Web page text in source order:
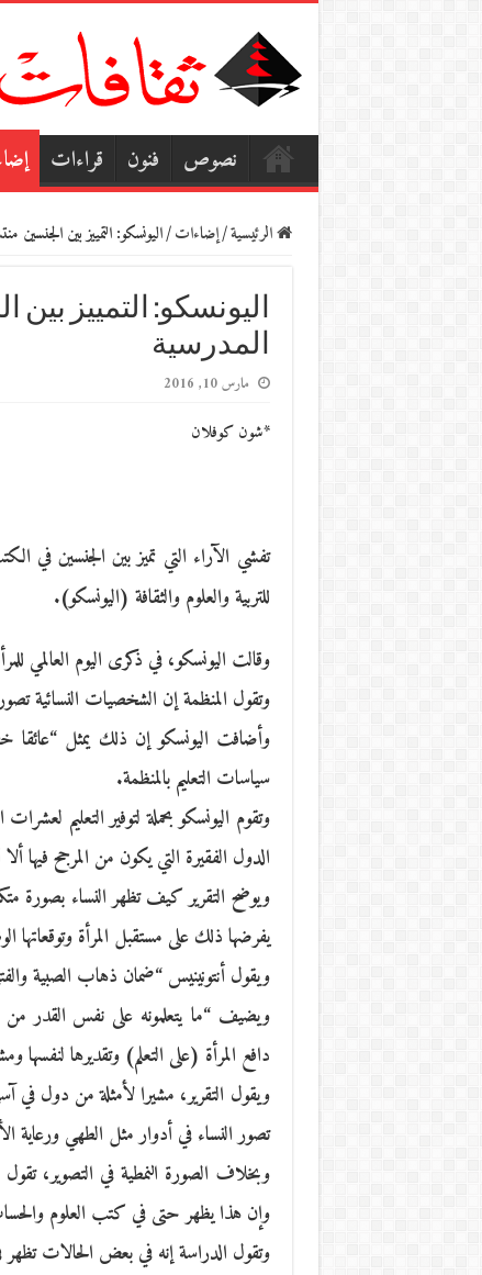
نصوص فنون قراءات
الرئيسية/إضاءات/اليونسكو: التمييز بين
اليونسكو: التمييز
المدرسية
مارس 10, 2016
*شون كوفلان
تفشي الآراء التي تميز بين الجنسين في
للتربية والعلوم والثقافة (اليونسكو).
وقالت اليونسكو، في ذكرى اليوم العالمي
وتقول المنظمة إن الشخصيات النسائية تصور
وأضافت اليونسكو إن ذلك يمثل “عائقا
سياسات التعليم بالمنظمة.
وتقوم اليونسكو بحملة لتوفير التعليم
الدول الفقيرة التي يكون من المرجح فيها
ويوضح التقرير كيف تظهر النساء بصورة
يفرضها ذلك على مستقبل المرأة وتوقعاتها
ويقول أنتونينيس “ضمان ذهاب الصبية
ويضيف “ما يتعلمونه على نفس القدر من
دافع المرأة (على التعلم) وتقديرها لنفسها
ويقول التقرير، مشيرا لأمثلة من دول في
تصور النساء في أدوار مثل الطهي ورعاية
وبخلاف الصورة النمطية في التصوير،
وإن هذا يظهر حتى في كتب العلوم
وتقول الدراسة إنه في بعض الحالات تظهر في